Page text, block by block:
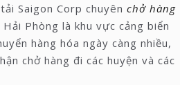
Saigon Corp chuyên chở hàng
Phòng là khu vực cảng biển
hàng hóa ngày càng nhiều,
chở hàng đi các huyện và các